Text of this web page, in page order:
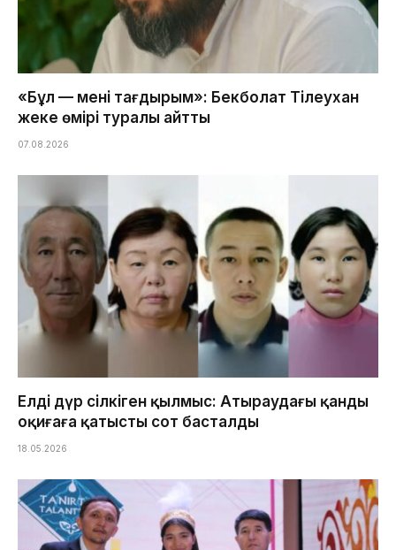
«Бұл — менің тағдырым»: Бекболат Тілеухан
жеке өмірі туралы айтты
07.08.2026
Елді дүр сілкіген қылмыс: Атыраудағы қанды
оқиғаға қатысты сот басталды
18.05.2026